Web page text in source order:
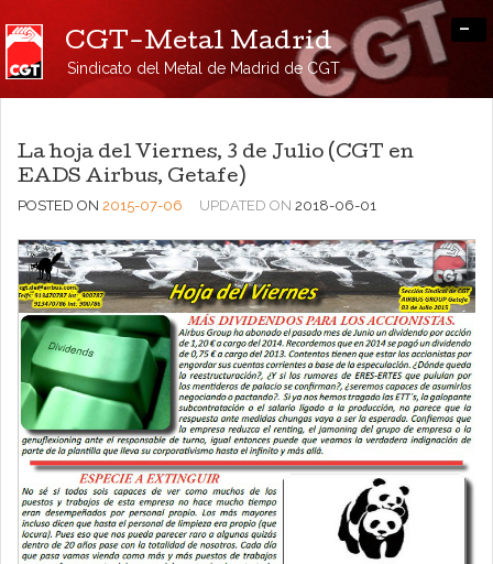
CGT-Metal Madrid
Sindicato del Metal de Madrid de CGT
-
La hoja del Viernes, 3 de Julio (CGT en
EADS Airbus, Getafe)
POSTED ON 2015-07-06 UPDATED ON 2018-06-01